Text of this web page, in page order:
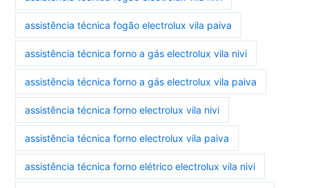
assistência técnica fogão electrolux vila paiva
assistência técnica forno a gás electrolux vila nivi
assistência técnica forno a gás electrolux vila paiva
assistência técnica forno electrolux vila nivi
assistência técnica forno electrolux vila paiva
assistência técnica forno elétrico electrolux vila nivi